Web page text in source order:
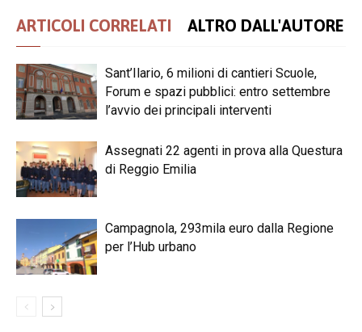
ARTICOLI CORRELATI ALTRO DALL'AUTORE
Sant’Ilario, 6 milioni di cantieri Scuole,
Forum e spazi pubblici: entro settembre
l’avvio dei principali interventi
Assegnati 22 agenti in prova alla Questura
di Reggio Emilia
Campagnola, 293mila euro dalla Regione
per l’Hub urbano